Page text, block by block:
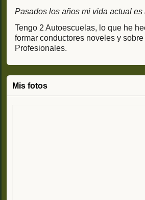
Pasados los años mi vida actual es
Tengo 2 Autoescuelas, lo que he
formar conductores noveles y
Profesionales.
Mis fotos